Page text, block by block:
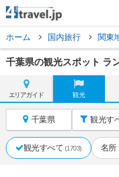
ホーム 国内旅行 関東
千葉県の観光スポット ラ
エリアガイド 観光
千葉県 観光す
観光すべて (1703) 名所